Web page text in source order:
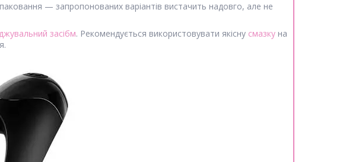
— запропонованих варіантів вистачить надовго, але не
засібм. Рекомендується використовувати якісну смазку на